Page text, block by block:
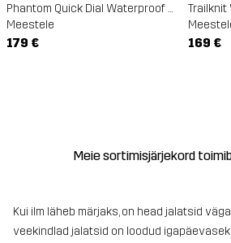
Phantom Quick Dial Waterproof Hiking Boots
Meestele
179 € 169 €
Meie sortimisjärjekord
Kui ilm läheb märjaks, on head jalatsid
veekindlad jalatsid on loodud